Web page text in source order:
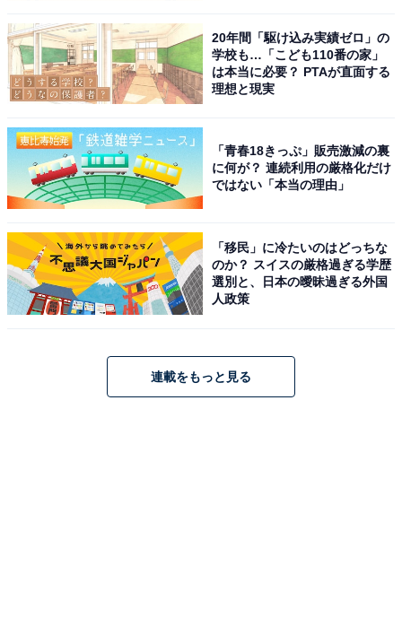
5月の連休
5月3日（土／祝）・4日（日／祝）・5日（月／祝）・6
7月の連休
7月19日（土）・20日（日）・21日（月／祝）
8月の連休
8月9日（土）・10日（日）・11日（月／祝）
9月13日（土）・14日（日）・15日（月／祝）
9月20日（土）・21日（日）・23日（火／祝） ※22日
20年間「駆け込み実績ゼロ」の
学校も…「こども110番の家」
は本当に必要？ PTAが直面する
理想と現実
「青春18きっぷ」販売激減の裏
に何が？ 連続利用の厳格化だけ
ではない「本当の理由」
「移民」に冷たいのはどっちな
のか？ スイスの厳格過ぎる学歴
選別と、日本の曖昧過ぎる外国
人政策
連載をもっと見る